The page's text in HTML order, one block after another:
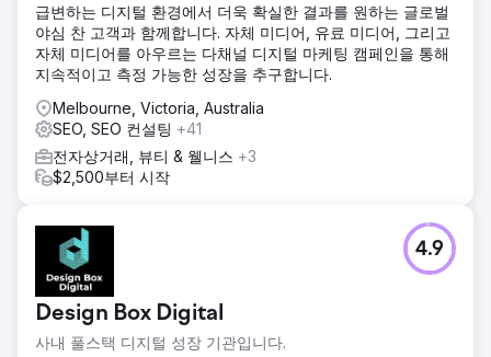
급변하는 디지털 환경에서 더욱 확실한 결과를 원하는 글로벌
야심 찬 고객과 함께합니다. 자체 미디어, 유료 미디어, 그리고
자체 미디어를 아우르는 다채널 디지털 마케팅 캠페인을 통해
지속적이고 측정 가능한 성장을 추구합니다.
Melbourne, Victoria, Australia
SEO, SEO 컨설팅 +41
전자상거래, 뷰티 & 웰니스 +3
$2,500부터 시작
Design Box Digital
사내 풀스택 디지털 성장 기관입니다.
4.9